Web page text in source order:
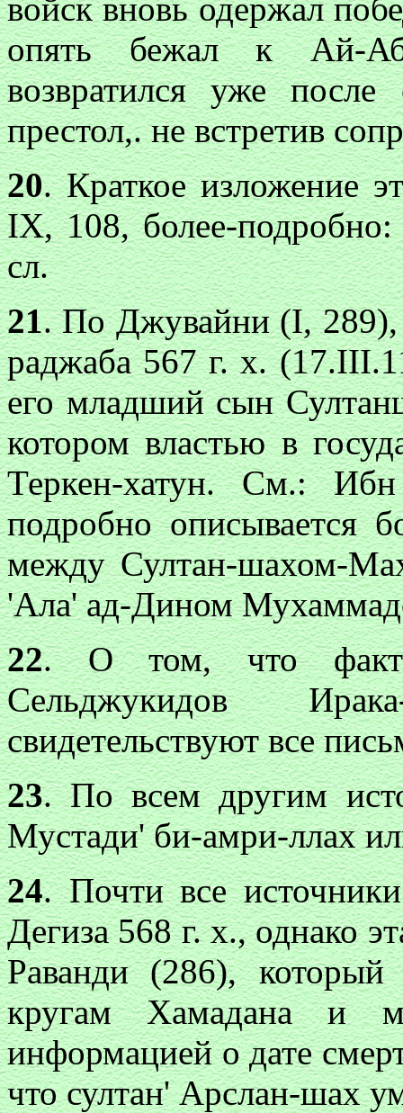
войск вновь одержал
опять бежал к Ай-
возвратился уже
престол,. не встретив
20. Краткое изложение
IX, 108, более-
сл.
21. По Джувайни (I,
раджаба 567 г. х.
его младший сын
котором властью в
Теркен-хатун. См.:
подробно описывается
между Султан-шахом-
'Ала' ад-Дином
22. О том, что
Сельджукидов
свидетельствуют все
23. По всем другим
Мустади' би-амри-ллах
24. Почти все
Дегиза 568 г. х., однако
Раванди (286),
кругам Хамадана и
информацией о дате
что султан' Арслан-шах